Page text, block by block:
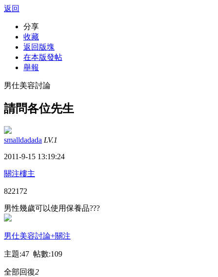
返回
分享
收藏
返回版塊
在本版發帖
舉報
男仕美容討論
請問各位先生
smalldadada LV.1
2011-9-15 13:19:24
關注樓主
822172
男性幾歲可以使用保養品???
男仕美容討論+關注
主題:47 帖數:109
全部回復2